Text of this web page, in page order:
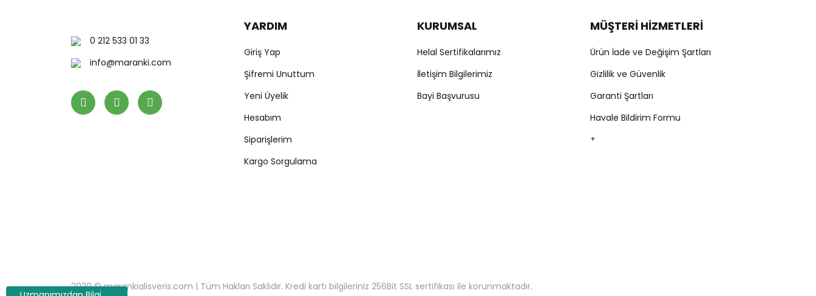
0 212 533 01 33
info@maranki.com
YARDIM
Giriş Yap
Şifremi Unuttum
Yeni Üyelik
Hesabım
Siparişlerim
Kargo Sorgulama
KURUMSAL
Helal Sertifikalarımız
İletişim Bilgilerimiz
Bayi Başvurusu
MÜŞTERİ HİZMETLERİ
Ürün İade ve Değişim Şartları
Gizlilik ve Güvenlik
Garanti Şartları
Havale Bildirim Formu
+
2020 © marankialisveris.com | Tüm Hakları Saklıdır. Kredi kartı bilgileriniz 256Bit SSL sertifikası ile korunmaktadır.